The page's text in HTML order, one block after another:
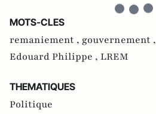
MOTS-CLES
remaniement , gouvernement ,
Edouard Philippe , LREM
THEMATIQUES
Politique